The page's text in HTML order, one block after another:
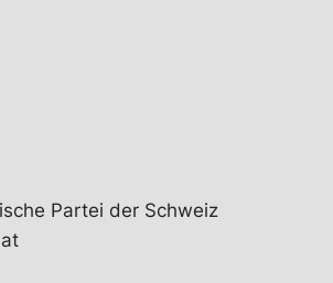
Partei der Schweiz